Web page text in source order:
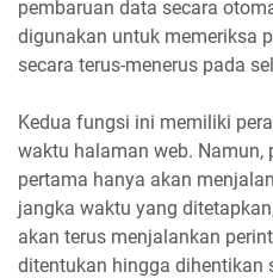
pembaruan data secara
digunakan untuk memeriksa
secara terus-menerus pada
Kedua fungsi ini memiliki
waktu halaman web.
pertama hanya akan
jangka waktu yang
akan terus menjalankan
ditentukan hingga dihentikan